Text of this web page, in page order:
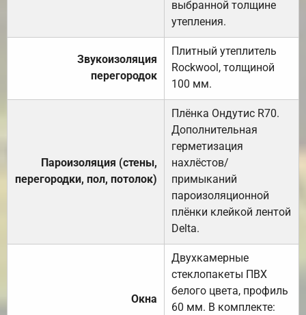
выбранной толщине
утепления.
Звукоизоляция
перегородок
Плитный утеплитель
Rockwool, толщиной
100 мм.
Пароизоляция (стены,
перегородки, пол, потолок)
Плёнка Ондутис R70.
Дополнительная
герметизация
нахлёстов/
примыканий
пароизоляционной
плёнки клейкой лентой
Delta.
Окна
Двухкамерные
стеклопакеты ПВХ
белого цвета, профиль
60 мм. В комплекте: